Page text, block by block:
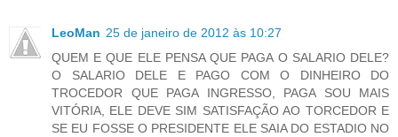
LeoMan 25 de janeiro de 2012 às 10:27
QUEM E QUE ELE PENSA QUE PAGA O SALARIO DELE?
O SALARIO DELE E PAGO COM O DINHEIRO DO
TROCEDOR QUE PAGA INGRESSO, PAGA SOU MAIS
VITÓRIA, ELE DEVE SIM SATISFAÇÃO AO TORCEDOR E
SE EU FOSSE O PRESIDENTE ELE SAIA DO ESTADIO NO